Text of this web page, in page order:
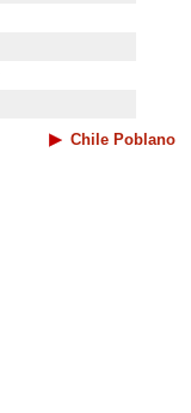
Chile Poblano